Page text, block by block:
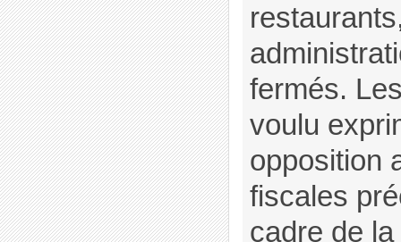
fermés.
voulu
opposition
fiscales
cadre de